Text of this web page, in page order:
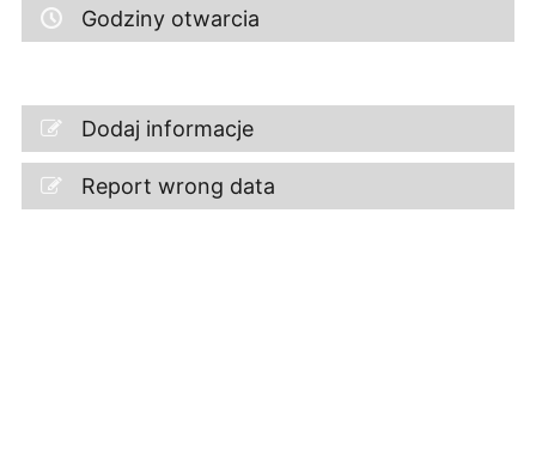
Godziny otwarcia
Dodaj informacje
Report wrong data